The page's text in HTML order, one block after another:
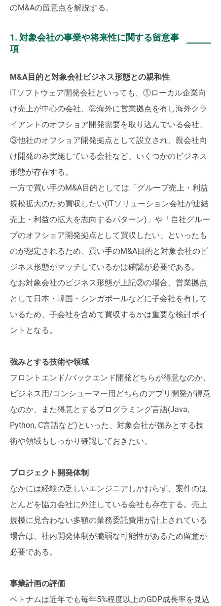
のM&Aの留意点を解説する。
1. 対象会社の事業や将来性に関する留意事
項
M&A目的と対象会社ビジネス形態との親和性
ITソフトウェア開発会社といっても、①ローカル企業向
け売上が中心の会社、②海外に営業拠点を有し海外クラ
イアントのオフショア開発需要を取り込んでいる会社、
③他社のオフショア開発拠点として設立され、親会社向
け開発のみ実施している会社など、いくつかのビジネス
形態が存在する。
一方で買い手のM&A目的としては「グループ売上・利益
規模拡大のため買収したい(ITソリューション会社が連結
売上・利益の拡大を志向するパターン)」や「自社グルー
プのオフショア開発拠点として買収したい」といったも
のが想定されるため、買い手のM&A目的と対象会社のビ
ジネス形態がマッチしているかは確認が必要である。
なお対象会社のビジネス形態が上記②の場合、営業拠点
として日本・韓国・シンガポールなどに子会社を有して
いるため、子会社を含めて買収するかは重要な検討ポイ
ントとなる。
強みとする技術や領域
フロントエンド/バックエンド開発どちらが得意なのか、
ビジネス用/コンシューマー用どちらのアプリ開発が得意
なのか、また得意とするプログラミング言語(Java,
Python, C言語など)といった、対象会社が強みとする技
術や領域もしっかり確認しておきたい。
プロジェクト開発体制
なかには経験の乏しいエンジニアしかおらず、案件のほ
とんどを協力会社に外注している会社も存在する。売上
規模に見合わない多額の業務委託費用が計上されている
場合は、社内開発体制が脆弱な可能性があるため留意が
必要である。
事業計画の評価
ベトナムは近年でも毎年5%程度以上のGDP成長率を見込